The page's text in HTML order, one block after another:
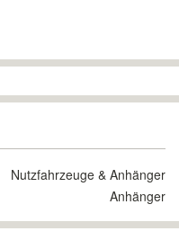
Nutzfahrzeuge & Anhänger
Anhänger